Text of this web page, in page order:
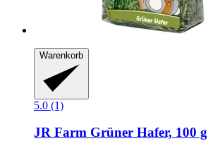
Warenkorb
5.0 (1)
JR Farm Grüner Hafer, 100 g